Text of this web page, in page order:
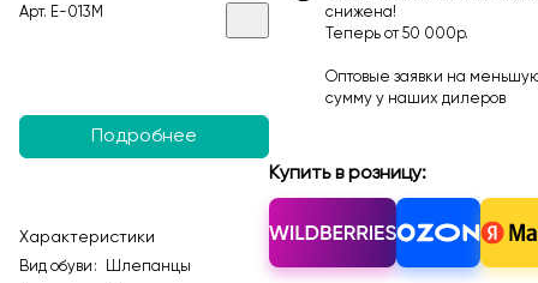
Арт. E-013M
Подробнее
Характеристики
Вид обуви :
Шлепанцы
снижена!
Теперь от 50 000р.
Оптовые заявки на
сумму у наших дилеров
Купить в розницу: